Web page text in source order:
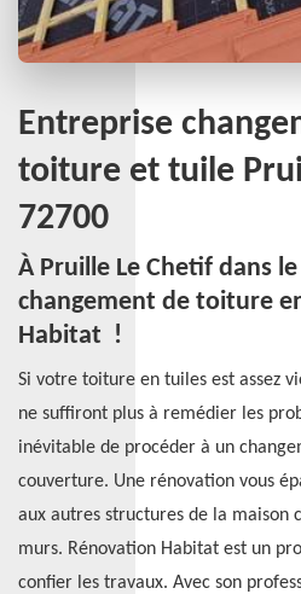
Entreprise
toiture et tuile
72700
À Pruille Le Chetif dans
changement de toiture
Habitat !
Si votre toiture en tuiles est assez
ne suffiront plus à remédier les
inévitable de procéder à un
couverture. Une rénovation vous
aux autres structures de la maison
murs. Rénovation Habitat est un
confier les travaux. Avec son